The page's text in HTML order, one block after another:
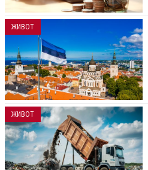
ЖИВОТ
ЖИВОТ